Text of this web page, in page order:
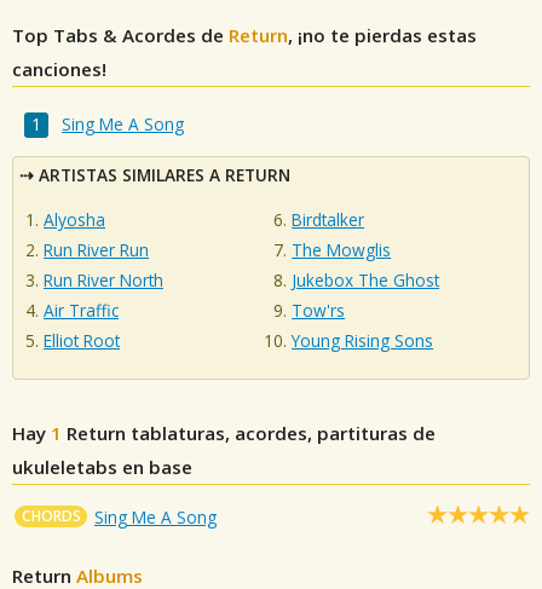
Top Tabs & Acordes de Return, ¡no te pierdas estas
canciones!
Sing Me A Song
ARTISTAS SIMILARES A RETURN
Alyosha
Run River Run
Run River North
Air Traffic
Elliot Root
Birdtalker
The Mowglis
Jukebox The Ghost
Tow'rs
Young Rising Sons
Hay 1 Return tablaturas, acordes, partituras de
ukuleletabs en base
CHORDS Sing Me A Song
Return Albums